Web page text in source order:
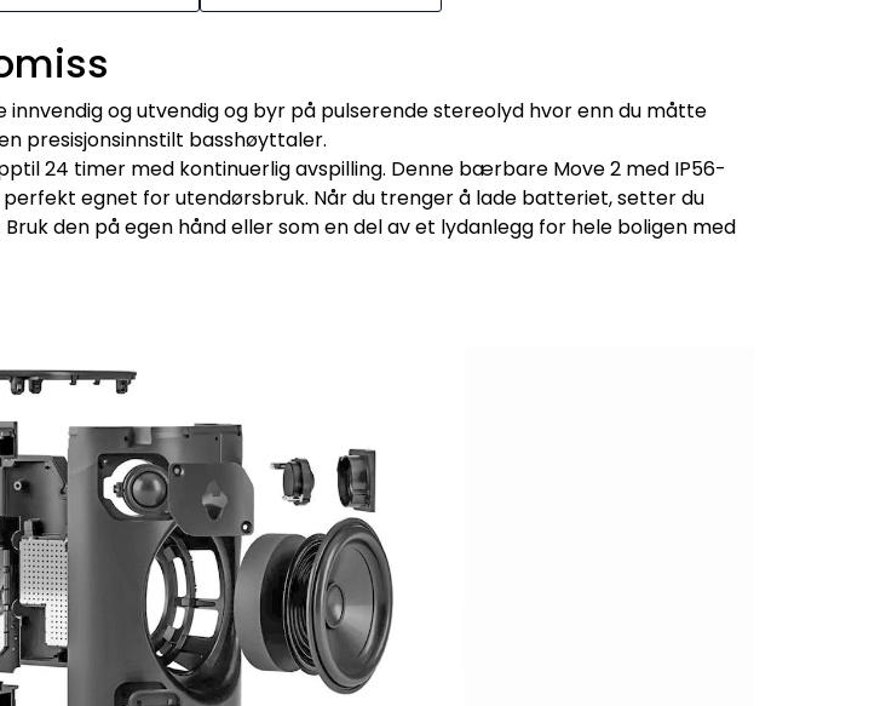
og utvendig og byr på pulserende stereolyd hvor enn du måtte
presisjonsinnstilt basshøyttaler.
24 timer med kontinuerlig avspilling. Denne bærbare Move 2 med IP56-
egnet for utendørsbruk. Når du trenger å lade batteriet, setter du
den på egen hånd eller som en del av et lydanlegg for hele boligen med